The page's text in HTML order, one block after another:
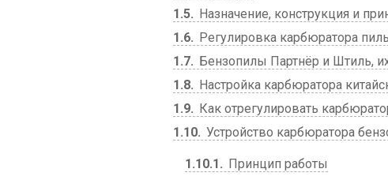
1.5
Назначение, конструкция и
1.6
Регулировка карбюратора
1.7
Бензопилы Партнёр и Штиль,
1.8
Настройка карбюратора
1.9
Как отрегулировать
1.10 Устройство карбюратора
1.10.1 Принцип работы